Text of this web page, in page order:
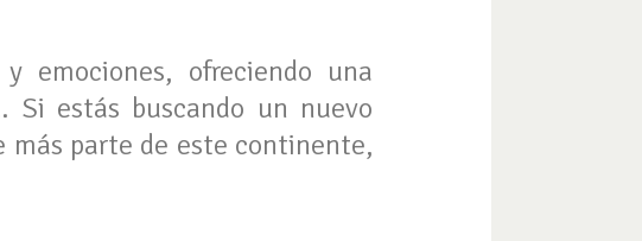
emociones, ofreciendo una
Si estás buscando un nuevo
más parte de este continente,